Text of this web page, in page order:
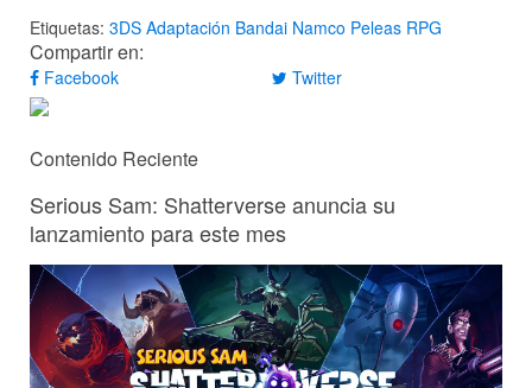
Etiquetas: 3DS Adaptación Bandai Namco Peleas RPG
Compartir en:
Facebook Twitter
Contenido Reciente
Serious Sam: Shatterverse anuncia su
lanzamiento para este mes